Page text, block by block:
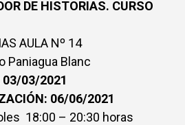
DE HISTORIAS. CURSO
AULA Nº 14
Paniagua Blanc
03/03/2021
06/06/2021
18:00 – 20:30 horas